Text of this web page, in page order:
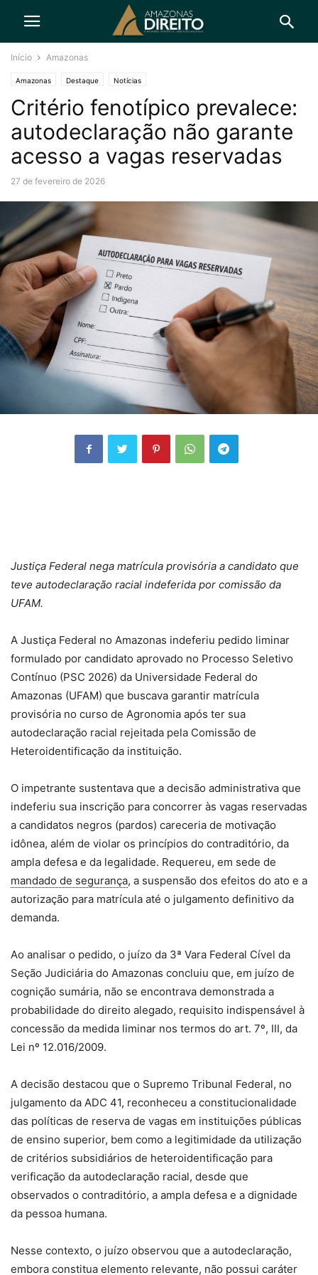
Início Amazonas
Amazonas Destaque Notícias
Critério fenotípico prevalece:
autodeclaração não garante
acesso a vagas reservadas
27 de fevereiro de 2026
Justiça Federal nega matrícula provisória a candidato que
teve autodeclaração racial indeferida por comissão da
UFAM.
A Justiça Federal no Amazonas indeferiu pedido liminar
formulado por candidato aprovado no Processo Seletivo
Contínuo (PSC 2026) da Universidade Federal do
Amazonas (UFAM) que buscava garantir matrícula
provisória no curso de Agronomia após ter sua
autodeclaração racial rejeitada pela Comissão de
Heteroidentificação da instituição.
O impetrante sustentava que a decisão administrativa que
indeferiu sua inscrição para concorrer às vagas reservadas
a candidatos negros (pardos) careceria de motivação
idônea, além de violar os princípios do contraditório, da
ampla defesa e da legalidade. Requereu, em sede de
mandado de segurança, a suspensão dos efeitos do ato e a
autorização para matrícula até o julgamento definitivo da
demanda.
Ao analisar o pedido, o juízo da 3ª Vara Federal Cível da
Seção Judiciária do Amazonas concluiu que, em juízo de
cognição sumária, não se encontrava demonstrada a
probabilidade do direito alegado, requisito indispensável à
concessão da medida liminar nos termos do art. 7º, III, da
Lei nº 12.016/2009.
A decisão destacou que o Supremo Tribunal Federal, no
julgamento da ADC 41, reconheceu a constitucionalidade
das políticas de reserva de vagas em instituições públicas
de ensino superior, bem como a legitimidade da utilização
de critérios subsidiários de heteroidentificação para
verificação da autodeclaração racial, desde que
observados o contraditório, a ampla defesa e a dignidade
da pessoa humana.
Nesse contexto, o juízo observou que a autodeclaração,
embora constitua elemento relevante, não possui caráter